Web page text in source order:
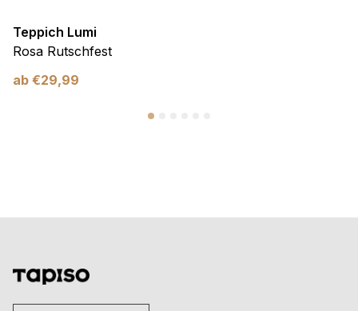
Teppich Lumi
Rosa Rutschfest
ab €29,99